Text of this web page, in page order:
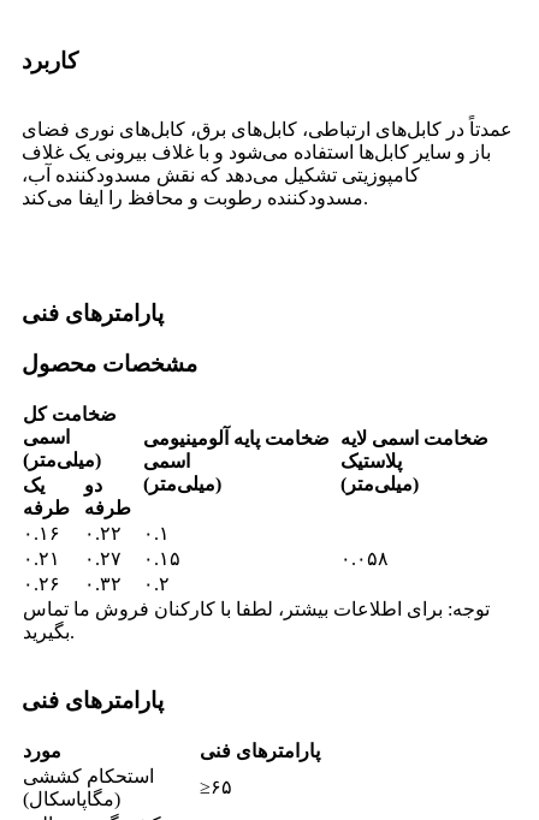
کاربرد
عمدتاً در کابل‌های ارتباطی، کابل‌های برق، کابل‌های نوری فضای
باز و سایر کابل‌ها استفاده می‌شود و با غلاف بیرونی یک غلاف
کامپوزیتی تشکیل می‌دهد که نقش مسدودکننده آب،
مسدودکننده رطوبت و محافظ را ایفا می‌کند.
پارامترهای فنی
مشخصات محصول
ضخامت کل
اسمی
(میلی‌متر)
ضخامت پایه آلومینیومی
اسمی
(میلی‌متر)
ضخامت اسمی لایه
پلاستیک
(میلی‌متر)
یک
طرفه
دو
طرفه
۰.۱۶
۰.۲۲
۰.۱
۰.۰۵۸
۰.۲۱ ۰.۲۷
۰.۱۵
۰.۲۶
۰.۳۲
۰.۲
توجه: برای اطلاعات بیشتر، لطفا با کارکنان فروش ما تماس
بگیرید.
پارامترهای فنی
مورد
پارامترهای فنی
استحکام کششی
(مگاپاسکال)
≥۶۵